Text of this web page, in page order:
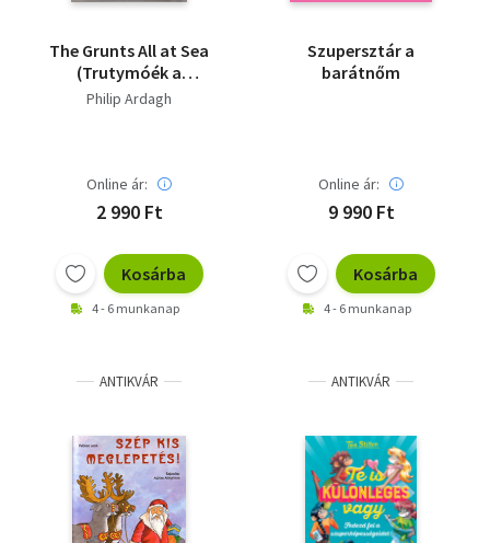
The Grunts All at Sea
(Trutymóék a
tengeren, angol
Philip Ardagh
Online ár:
2 990 Ft
Kosárba
4 - 6 munkanap
Szupersztár a
barátnőm
Online ár:
9 990 Ft
Kosárba
4 - 6 munkanap
ANTIKVÁR ANTIKVÁR